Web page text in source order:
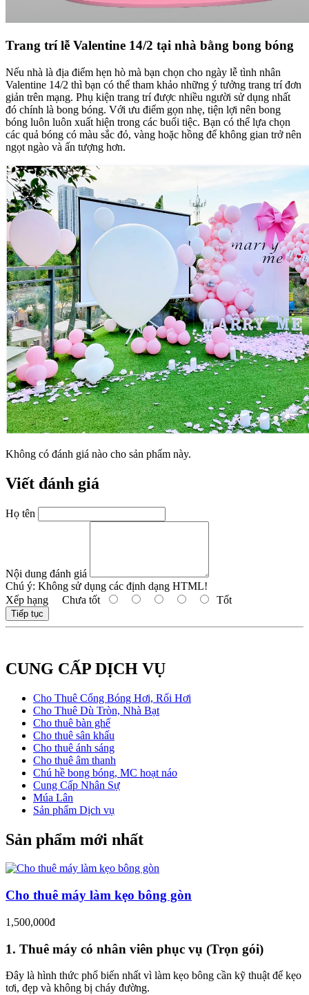
Trang trí lễ Valentine 14/2 tại nhà bằng bong bóng
Nếu nhà là địa điểm hẹn hò mà bạn chọn cho ngày lễ tình nhân
Valentine 14/2 thì bạn có thể tham khảo những ý tưởng trang trí đơn
giản trên mạng. Phụ kiện trang trí được nhiều người sử dụng nhất
đó chính là bong bóng. Với ưu điểm gọn nhẹ, tiện lợi nên bong
bóng luôn luôn xuất hiện trong các buổi tiệc. Bạn có thể lựa chọn
các quả bóng có màu sắc đỏ, vàng hoặc hồng để không gian trở nên
ngọt ngào và ấn tượng hơn.
Không có đánh giá nào cho sản phẩm này.
Viết đánh giá
Họ tên
Nội dung đánh giá
Chú ý: Không sử dụng các định dạng HTML!
Xếp hạng Chưa tốt Tốt
Tiếp tục
CUNG CẤP DỊCH VỤ
Cho Thuê Cổng Bóng Hơi, Rối Hơi
Cho Thuê Dù Tròn, Nhà Bạt
Cho thuê bàn ghế
Cho thuê sân khấu
Cho thuê ánh sáng
Cho thuê âm thanh
Chú hề bong bóng, MC hoạt náo
Cung Cấp Nhân Sự
Múa Lân
Sản phẩm Dịch vụ
Sản phẩm mới nhất
Cho thuê máy làm kẹo bông gòn
1,500,000đ
1. Thuê máy có nhân viên phục vụ (Trọn gói)
Đây là hình thức phổ biến nhất vì làm kẹo bông cần kỹ thuật để kẹo
tơi, đẹp và không bị cháy đường.